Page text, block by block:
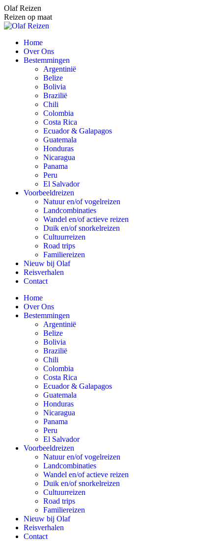
Spring
naar
content
Olaf Reizen
Reizen op maat
Home
Over Ons
Bestemmingen
Argentinië
Belize
Bolivia
Brazilië
Chili
Colombia
Costa Rica
Ecuador & Galapagos
Guatemala
Honduras
Nicaragua
Panama
Peru
El Salvador
Voorbeeldreizen
Natuur en/of vogelreizen
Landcombinaties
Wandel en/of actieve reizen
Duik en/of snorkelreizen
Cultuurreizen
Road trips
Familiereizen
Nieuw bij Olaf
Reisverhalen
Contact
Home
Over Ons
Bestemmingen
Argentinië
Belize
Bolivia
Brazilië
Chili
Colombia
Costa Rica
Ecuador & Galapagos
Guatemala
Honduras
Nicaragua
Panama
Peru
El Salvador
Voorbeeldreizen
Natuur en/of vogelreizen
Landcombinaties
Wandel en/of actieve reizen
Duik en/of snorkelreizen
Cultuurreizen
Road trips
Familiereizen
Nieuw bij Olaf
Reisverhalen
Contact